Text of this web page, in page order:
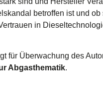
betroffen ist und
in
für Überwachung des
Abgasthematik.